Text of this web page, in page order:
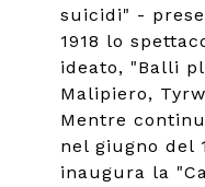
suicidi" -
1918 lo
ideato, "Balli
Malipiero,
Mentre
nel giugno del
inaugura la